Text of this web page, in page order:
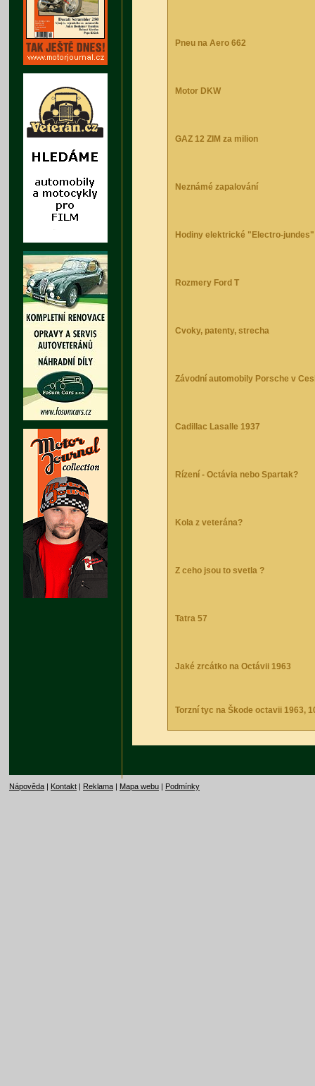
Pneu na Aero 662
Motor DKW
GAZ 12 ZIM za milion
Neznámé zapalování
Hodiny elektrické "Electro-jundes"
Rozmery Ford T
Cvoky, patenty, strecha
Závodní automobily Porsche v
Cadillac Lasalle 1937
Rízení - Octávia nebo Spartak?
Kola z veterána?
Z ceho jsou to svetla ?
Tatra 57
Jaké zrcátko na Octávii 1963
Torzní tyc na Škode octavii 1963,
Nápověda | Kontakt | Reklama | Mapa webu | Podmínky